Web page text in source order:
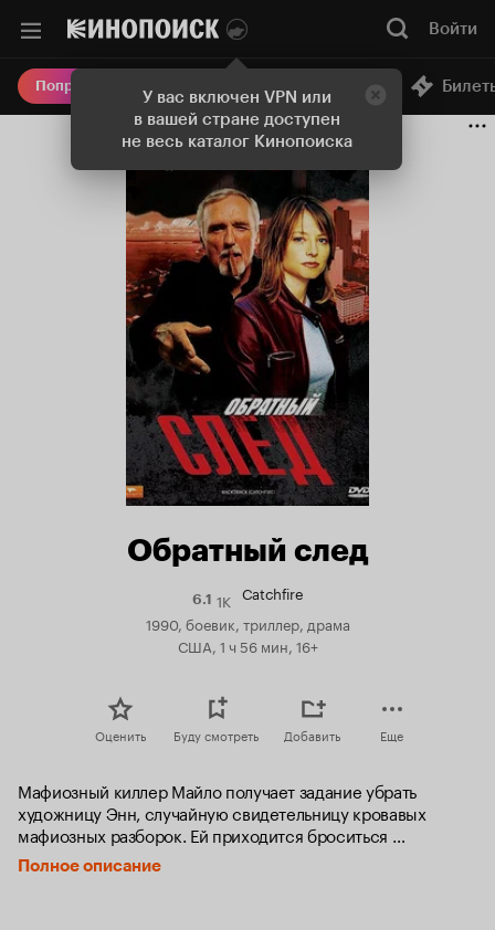
У вас включен VPN или
в вашей стране доступен
не весь каталог Кинопоиска
Войти
Попробовать Плюс Онлайн-кинотеатр
Обратный след
6.1Рейтинг
1K Catchfire
1990, боевик, триллер, драма
США, 1 ч 56 мин, 16+
Оценить Буду смотреть Добавить Еще
Мафиозный киллер Майло получает задание убрать
художницу Энн, случайную свидетельницу кровавых
мафиозных разборок. Ей приходится броситься
в бега — девушку неотступно преследуют мафиози
и агенты ФБР. Обосновавшись в Сиэтле под новым
Полное описание